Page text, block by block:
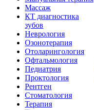
Массаж
КТ диагностика
зубов
Неврология
Озонотерапия
Отоларингология
Офтальмология
Педиатрия
Проктология
Рентген
Стоматология
Терапия